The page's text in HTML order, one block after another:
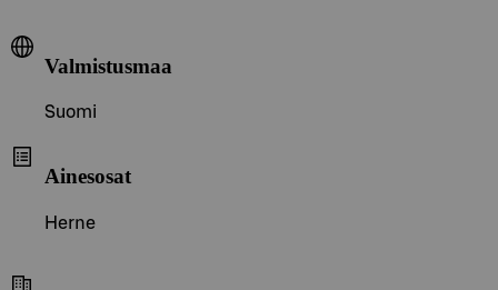
Valmistusmaa
Suomi
Ainesosat
Herne